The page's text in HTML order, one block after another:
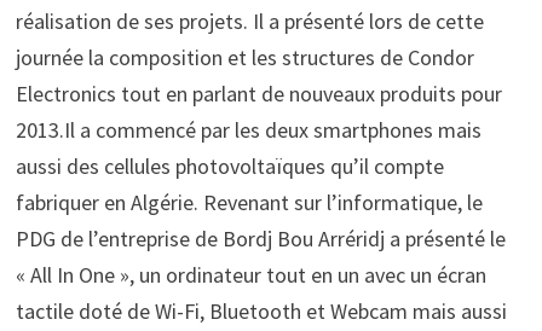
réalisation de ses projets. Il a présenté lors de cette
journée la composition et les structures de Condor
Electronics tout en parlant de nouveaux produits pour
2013.Il a commencé par les deux smartphones mais
aussi des cellules photovoltaïques qu’il compte
fabriquer en Algérie. Revenant sur l’informatique, le
PDG de l’entreprise de Bordj Bou Arréridj a présenté le
« All In One », un ordinateur tout en un avec un écran
tactile doté de Wi-Fi, Bluetooth et Webcam mais aussi